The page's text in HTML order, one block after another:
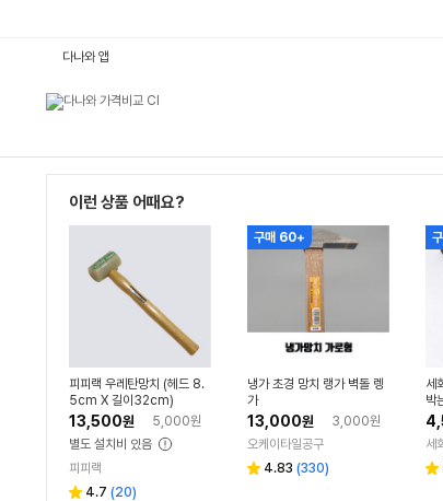
다나와 앱
이런 상품 어때요?
피피랙 우레탄망치 (헤드 8.
5cm X 길이32cm)
13,500원
5,000원
별도 설치비 있음
피피랙
4.7 리
(20)
구매 60+
냉가 초경 망치 랭가 벽돌 렝
가
13,000원
3,000원
오케이타일공구
별 4.83 리
(330)
세
박
세
별